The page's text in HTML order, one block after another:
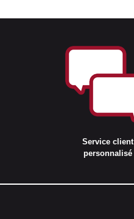
Service client
personnalisé